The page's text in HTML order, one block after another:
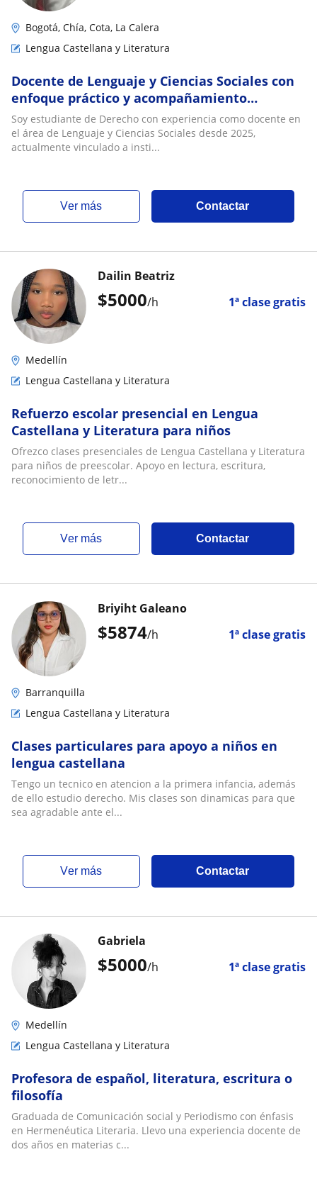
Bogotá, Chía, Cota, La Calera
Lengua Castellana y Literatura
Docente de Lenguaje y Ciencias Sociales con
enfoque práctico y acompañamiento
personalizado
Soy estudiante de Derecho con experiencia como docente en
el área de Lenguaje y Ciencias Sociales desde 2025,
actualmente vinculado a insti...
ver más Contactar
$5000/h 1ª clase gratis
Dailin Beatriz
Medellín
Lengua Castellana y Literatura
Refuerzo escolar presencial en Lengua
Castellana y Literatura para niños
Ofrezco clases presenciales de Lengua Castellana y Literatura
para niños de preescolar. Apoyo en lectura, escritura,
reconocimiento de letr...
ver más Contactar
$5874/h 1ª clase gratis
Briyiht Galeano
Barranquilla
Lengua Castellana y Literatura
Clases particulares para apoyo a niños en
lengua castellana
Tengo un tecnico en atencion a la primera infancia, además
de ello estudio derecho. Mis clases son dinamicas para que
sea agradable ante el...
ver más Contactar
$5000/h 1ª clase gratis
Gabriela
Medellín
Lengua Castellana y Literatura
Profesora de español, literatura, escritura o
filosofía
Graduada de Comunicación social y Periodismo con énfasis
en Hermenéutica Literaria. Llevo una experiencia docente de
dos años en materias c...